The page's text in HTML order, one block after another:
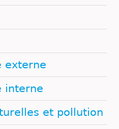
externe
interne
et pollution